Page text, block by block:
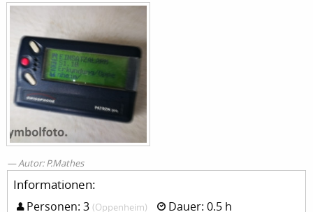
Autor: P.Mathes
Informationen:
Personen: 3 (Oppenheim)
Dauer: 0.5 h